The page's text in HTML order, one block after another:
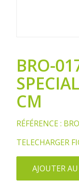
BRO-
CM
RÉFÉRENCE :
TELECHARGER
AJOUTER